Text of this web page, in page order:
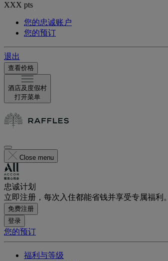
XXX pts
您的忠诚账户
您的预订
退出
查看价格
酒店及度假村
打开菜单
Close menu
忠诚计划
立即注册，每次入住都能省钱并享受专属福利。
免费注册
登录
您的预订
福利与等级